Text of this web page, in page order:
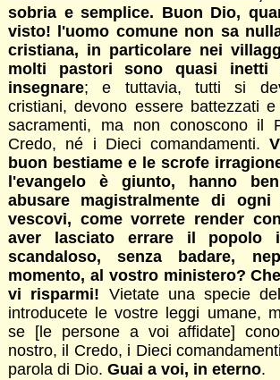
sobria e semplice. Buon Dio,
visto! l'uomo comune non sa
cristiana, in particolare nei
molti pastori sono quasi inetti
insegnare; e tuttavia, tutti si
cristiani, devono essere battezzati
sacramenti, ma non conoscono il
Credo, né i Dieci comandamenti.
buon bestiame e le scrofe
l'evangelo è giunto, hanno
abusare magistralmente di
vescovi, come vorrete render
aver lasciato errare il popolo
scandaloso, senza badare,
momento, al vostro ministero?
vi risparmi! Vietate una specie
introducete le vostre leggi umane,
se [le persone a voi affidate]
nostro, il Credo, i Dieci
parola di Dio. Guai a voi, in eterno.